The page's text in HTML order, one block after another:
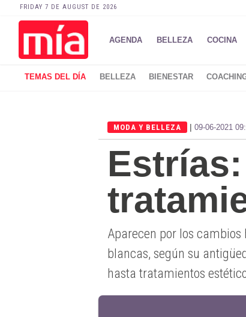
FRIDAY 7 DE AUGUST DE 2026
AGENDA BELLEZA COCINA
TEMAS DEL DÍA BELLEZA BIENESTAR
MODA Y BELLEZA | 09-06-2021
Aparecen por los cambios
blancas, según su
hasta tratamientos